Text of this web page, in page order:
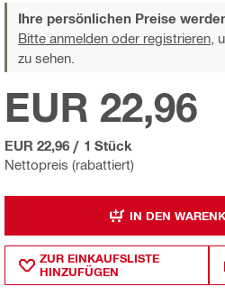
Ihre persönlichen Preise
Bitte anmelden oder registrieren,
zu sehen.
Nettopreis (rabattiert)
EUR 22,96
EUR 22,96 / 1 Stück
IN DEN
ZUR EINKAUFSLISTE
HINZUFÜGEN